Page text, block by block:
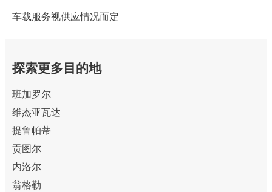
车载服务视供应情况而定
探索更多目的地
班加罗尔
维杰亚瓦达
提鲁帕蒂
贡图尔
内洛尔
翁格勒